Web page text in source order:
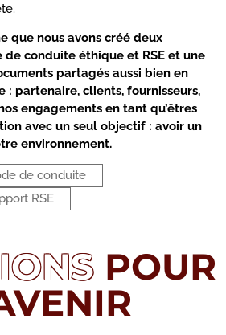
que nous avons créé deux
de conduite éthique et RSE et une
partagés aussi bien en
: partenaire, clients, fournisseurs,
engagements en tant qu’êtres
avec un seul objectif : avoir un
environnement.
de conduite
RSE
POUR